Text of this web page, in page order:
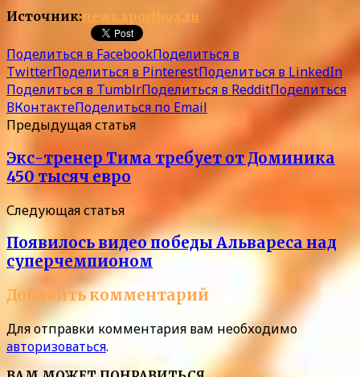
Источник:news.sportbox.ru
Поделиться в FacebookПоделиться в
TwitterПоделиться в PinterestПоделиться в LinkedIn
Поделиться в TumblrПоделиться в RedditПоделиться
ВКонтактеПоделиться по Email
Предыдущая статья
Экс-тренер Тима требует от Доминика
450 тысяч евро
Следующая статья
Появилось видео победы Альвареса над
суперчемпионом
Добавить комментарий
Для отправки комментария вам необходимо
авторизоваться.